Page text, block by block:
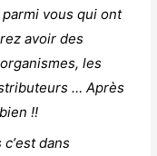
parmi vous qui ont
avoir des
les
… Après
!!
dans